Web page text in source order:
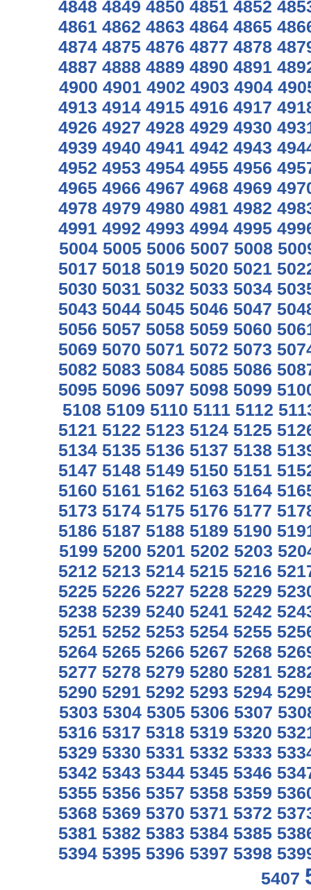
4848 4849 4850 4851 4852
4861 4862 4863 4864 4865
4874 4875 4876 4877 4878
4887 4888 4889 4890 4891
4900 4901 4902 4903 4904
4913 4914 4915 4916 4917
4926 4927 4928 4929 4930
4939 4940 4941 4942 4943
4952 4953 4954 4955 4956
4965 4966 4967 4968 4969
4978 4979 4980 4981 4982
4991 4992 4993 4994 4995
5004 5005 5006 5007 5008
5017 5018 5019 5020 5021
5030 5031 5032 5033 5034
5043 5044 5045 5046 5047
5056 5057 5058 5059 5060
5069 5070 5071 5072 5073
5082 5083 5084 5085 5086
5095 5096 5097 5098 5099
5108 5109 5110 5111 5112
5121 5122 5123 5124 5125
5134 5135 5136 5137 5138
5147 5148 5149 5150 5151
5160 5161 5162 5163 5164
5173 5174 5175 5176 5177
5186 5187 5188 5189 5190
5199 5200 5201 5202 5203
5212 5213 5214 5215 5216
5225 5226 5227 5228 5229
5238 5239 5240 5241 5242
5251 5252 5253 5254 5255
5264 5265 5266 5267 5268
5277 5278 5279 5280 5281
5290 5291 5292 5293 5294
5303 5304 5305 5306 5307
5316 5317 5318 5319 5320
5329 5330 5331 5332 5333
5342 5343 5344 5345 5346
5355 5356 5357 5358 5359
5368 5369 5370 5371 5372
5381 5382 5383 5384 5385
5394 5395 5396 5397 5398
5407